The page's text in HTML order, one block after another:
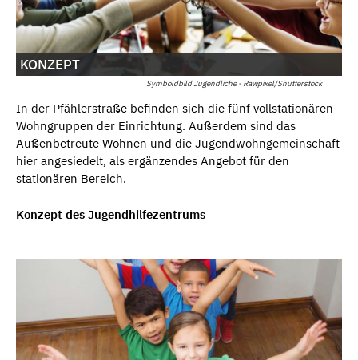
Symboldbild Jugendliche - Rawpixel/Shutterstock
KONZEPT
In der Pfählerstraße befinden sich die fünf vollstationären
Wohngruppen der Einrichtung. Außerdem sind das
Außenbetreute Wohnen und die Jugendwohngemeinschaft
hier angesiedelt, als ergänzendes Angebot für den
stationären Bereich.
Konzept des Jugendhilfezentrums